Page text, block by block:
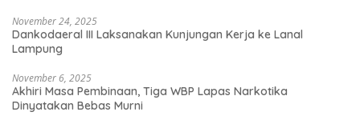
November 24, 2025
Dankodaeral III Laksanakan Kunjungan Kerja ke Lanal
Lampung
November 6, 2025
Akhiri Masa Pembinaan, Tiga WBP Lapas Narkotika
Dinyatakan Bebas Murni